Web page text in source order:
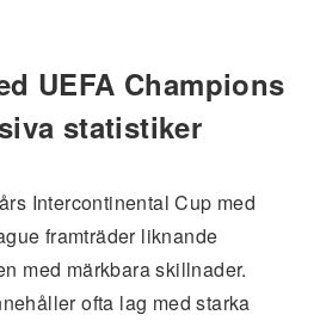
UEFA Champions
statistiker
Intercontinental Cup med
framträder liknande
med märkbara skillnader.
ofta lag med starka